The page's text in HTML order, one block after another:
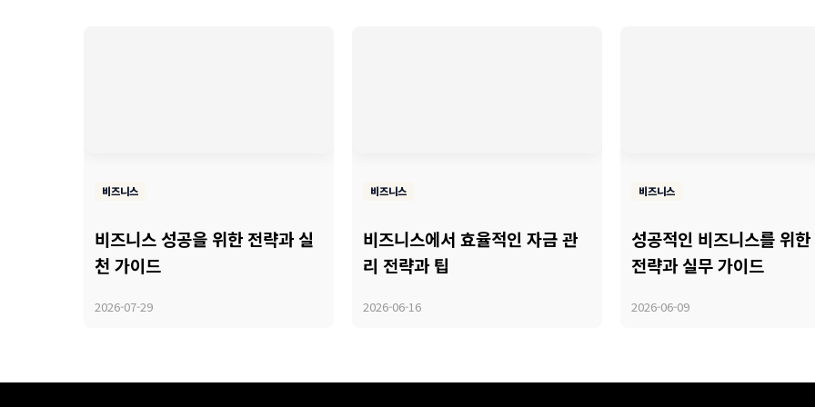
비즈니스
비즈니스 성공을 위한 전략과 실
천 가이드
2026-07-29
비즈니스
비즈니스에서 효율적인 자금 관
리 전략과 팁
2026-06-16
비즈니스
성공적인 비즈니스를 위
전략과 실무 가이드
2026-06-09